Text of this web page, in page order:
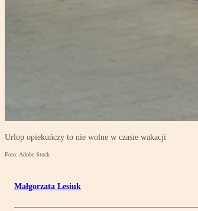
Urlop opiekuńczy to nie wolne w czasie wakacji
Foto: Adobe Stock
Małgorzata Lesiuk